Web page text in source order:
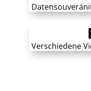
Verschiedene